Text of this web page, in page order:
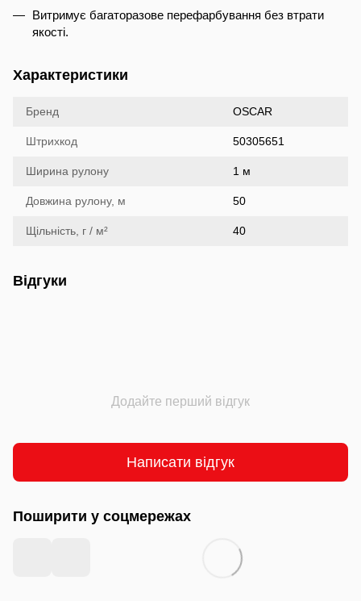
Витримує багаторазове перефарбування без втрати
якості.
Характеристики
Бренд OSCAR
Штрихкод 50305651
Ширина рулону 1 м
Довжина рулону, м 50
Щільність, г / м² 40
Відгуки
Додайте перший відгук
Написати відгук
Поширити у соцмережах